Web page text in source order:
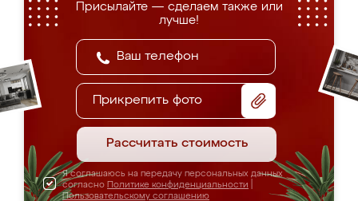
Присылайте — сделаем также или
лучше!
Прикрепить фото
Рассчитать стоимость
Я соглашаюсь на передачу персональных данных
согласно Политике конфиденциальности
Пользовательскому соглашению